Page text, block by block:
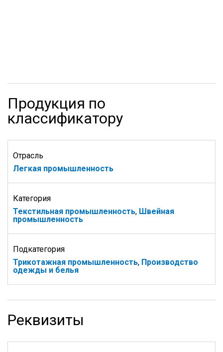
Продукция по
классификатору
Отрасль
Легкая промышленность
Категория
Текстильная промышленность, Швейная
промышленность
Подкатегория
Трикотажная промышленность, Производство
одежды и белья
Реквизиты